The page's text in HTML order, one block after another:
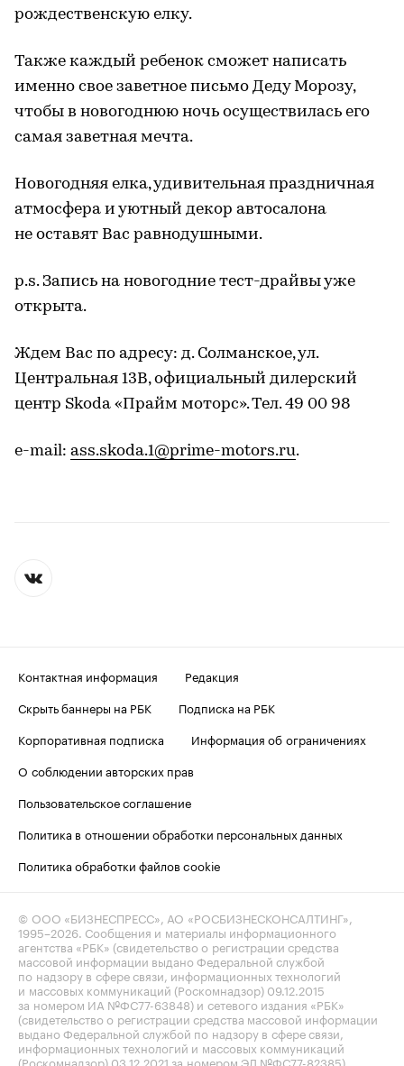
рождественскую елку.
Также каждый ребенок сможет написать
именно свое заветное письмо Деду Морозу,
чтобы в новогоднюю ночь осуществилась его
самая заветная мечта.
Новогодняя елка, удивительная праздничная
атмосфера и уютный декор автосалона
не оставят Вас равнодушными.
p.s. Запись на новогодние тест-драйвы уже
открыта.
Ждем Вас по адресу: д. Солманское, ул.
Центральная 13В, официальный дилерский
центр Skoda «Прайм моторс». Тел. 49 00 98
e-mail: ass.skoda.1@prime-motors.ru.
Контактная информация
Редакция
Скрыть баннеры на РБК
Подписка на РБК
Корпоративная подписка
Информация об ограничениях
О соблюдении авторских прав
Пользовательское соглашение
Политика в отношении обработки персональных данных
Политика обработки файлов cookie
© ООО «БИЗНЕСПРЕСС», АО «РОСБИЗНЕСКОНСАЛТИНГ»,
1995–2026. Сообщения и материалы информационного
агентства «РБК» (свидетельство о регистрации средства
массовой информации выдано Федеральной службой
по надзору в сфере связи, информационных технологий
и массовых коммуникаций (Роскомнадзор) 09.12.2015
за номером ИА №ФС77-63848) и сетевого издания «РБК»
(свидетельство о регистрации средства массовой информации
выдано Федеральной службой по надзору в сфере связи,
информационных технологий и массовых коммуникаций
(Роскомнадзор) 03.12.2021 за номером ЭЛ №ФС77-82385)